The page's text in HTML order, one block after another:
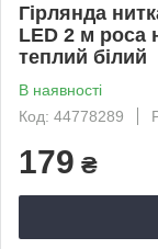
Гірлянда
LED 2 м роса
теплий білий
В наявності
Код: 44778289
179 ₴